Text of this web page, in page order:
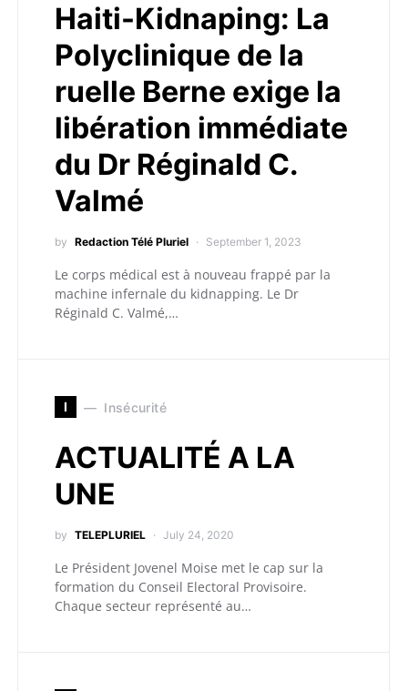
Haiti-Kidnaping: La
Polyclinique de la
ruelle Berne exige la
libération immédiate
du Dr Réginald C.
Valmé
by Redaction Télé Pluriel September 1, 2023
Le corps médical est à nouveau frappé par la
machine infernale du kidnapping. Le Dr
Réginald C. Valmé,…
I Insécurité
ACTUALITÉ A LA
UNE
by TELEPLURIEL July 24, 2020
Le Président Jovenel Moise met le cap sur la
formation du Conseil Electoral Provisoire.
Chaque secteur représenté au…